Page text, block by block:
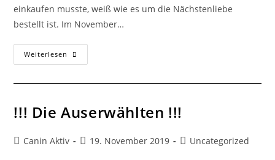
einkaufen musste, weiß wie es um die Nächstenliebe
bestellt ist. Im November…
Weiterlesen
!!! Die Auserwählten !!!
Canin Aktiv 19. November 2019 Uncategorized